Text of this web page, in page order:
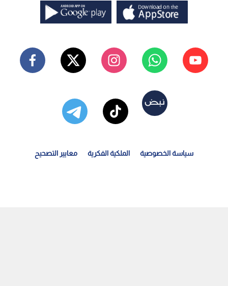
سياسة الخصوصية الملكية الفكرية معايير التصحيح